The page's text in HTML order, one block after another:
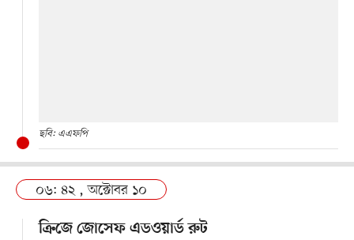
ছবি: এএফপি
০৬: ৪২ , অক্টোবর ১০
ক্রিজে জোসেফ এডওয়ার্ড রুট